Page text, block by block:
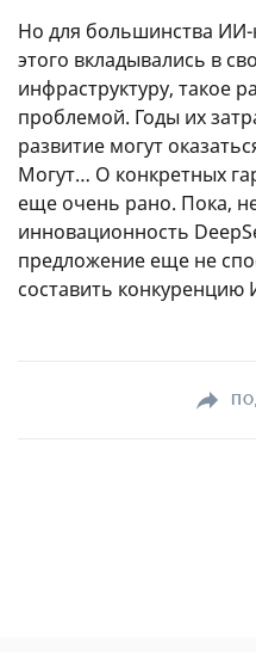
Но для большинства
этого вкладывались в
инфраструктуру, такое
проблемой. Годы их
развитие могут
Могут… О конкретных
еще очень рано. Пока,
инновационность
предложение еще не
составить конкуренцию